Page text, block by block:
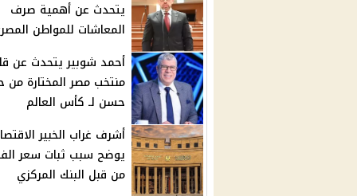
يتحدث عن أهمية صرف
المعاشات للمواطن
أحمد شوبير يتحدث عن
منتخب مصر المختارة
حسن لـ كأس العالم
أشرف غراب الخبير
يوضح سبب ثبات سعر
من قبل البنك المركزي